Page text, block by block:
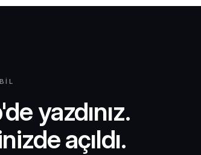
yazdınız.
açıldı.